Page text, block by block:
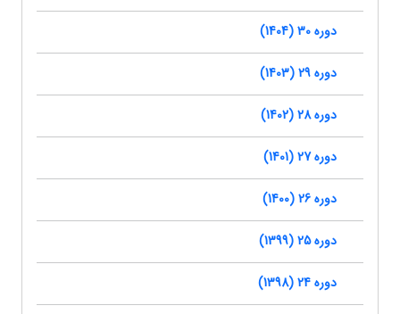
دوره 30 (1404)
دوره 29 (1403)
دوره 28 (1402)
دوره 27 (1401)
دوره 26 (1400)
دوره 25 (1399)
دوره 24 (1398)